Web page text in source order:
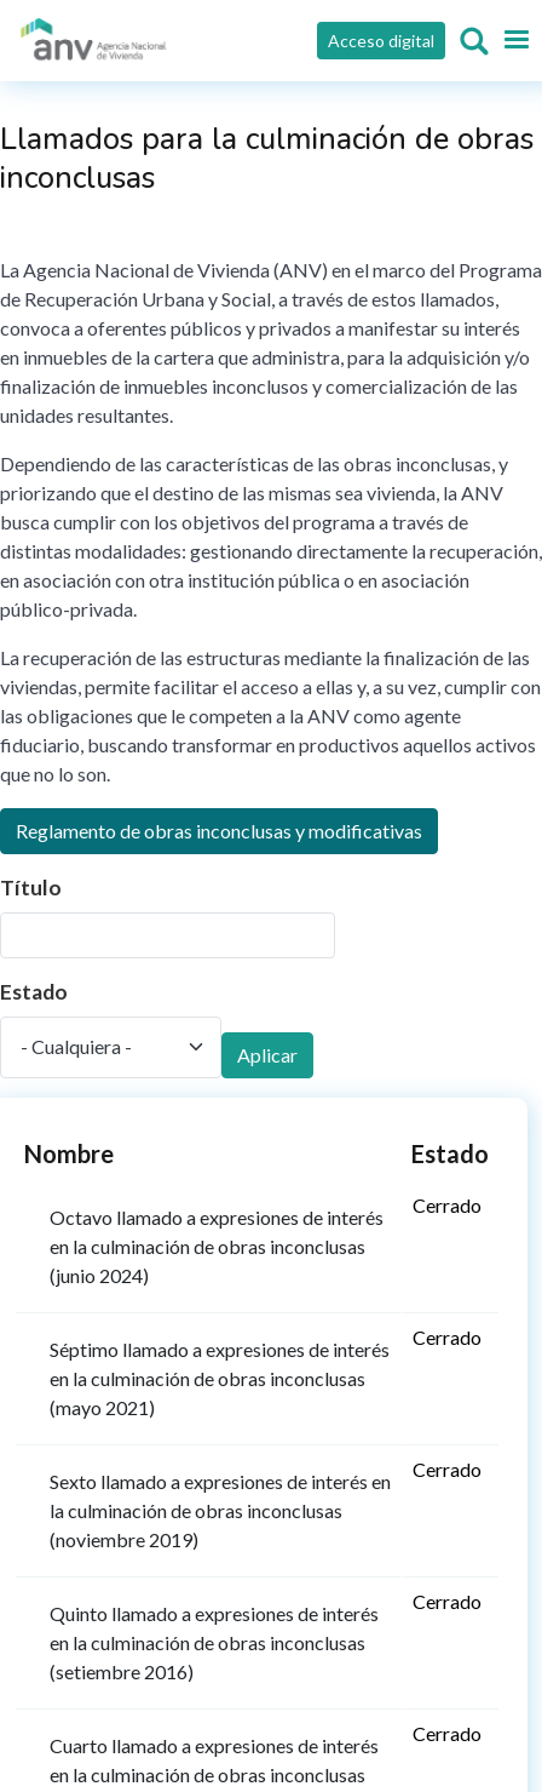
Pasar al contenido principal
Acceso digital
Llamados para la culminación de obras
inconclusas
La Agencia Nacional de Vivienda (ANV) en el marco del Programa
de Recuperación Urbana y Social, a través de estos llamados,
convoca a oferentes públicos y privados a manifestar su interés
en inmuebles de la cartera que administra, para la adquisición y/o
finalización de inmuebles inconclusos y comercialización de las
unidades resultantes.
Dependiendo de las características de las obras inconclusas, y
priorizando que el destino de las mismas sea vivienda, la ANV
busca cumplir con los objetivos del programa a través de
distintas modalidades: gestionando directamente la recuperación,
en asociación con otra institución pública o en asociación
público-privada.
La recuperación de las estructuras mediante la finalización de las
viviendas, permite facilitar el acceso a ellas y, a su vez, cumplir con
las obligaciones que le competen a la ANV como agente
fiduciario, buscando transformar en productivos aquellos activos
que no lo son.
Reglamento de obras inconclusas y modificativas
Título
Estado
Aplicar
Nombre Estado
Octavo llamado a expresiones de interés
en la culminación de obras inconclusas
(junio 2024)
Cerrado
Séptimo llamado a expresiones de interés
en la culminación de obras inconclusas
(mayo 2021)
Cerrado
Sexto llamado a expresiones de interés en
la culminación de obras inconclusas
(noviembre 2019)
Cerrado
Quinto llamado a expresiones de interés
en la culminación de obras inconclusas
(setiembre 2016)
Cerrado
Cuarto llamado a expresiones de interés
en la culminación de obras inconclusas
Cerrado